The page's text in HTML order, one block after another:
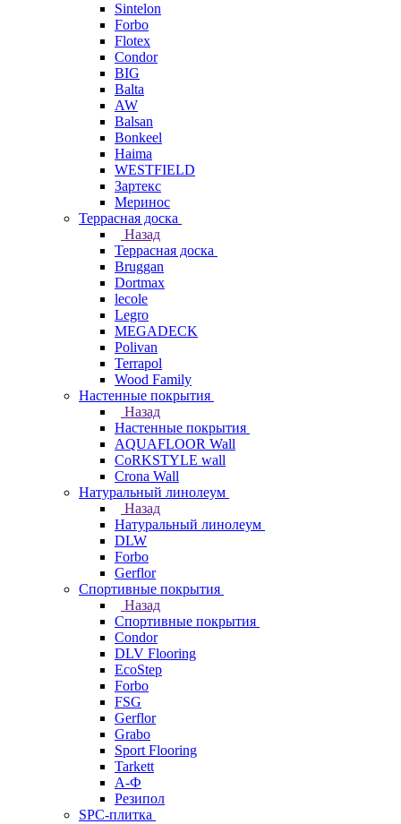
Sintelon
Forbo
Flotex
Condor
BIG
Balta
AW
Balsan
Bonkeel
Haima
WESTFIELD
Зартекс
Меринос
Террасная доска
Назад
Террасная доска
Bruggan
Dortmax
lecole
Legro
MEGADECK
Polivan
Terrapol
Wood Family
Настенные покрытия
Назад
Настенные покрытия
AQUAFLOOR Wall
CoRKSTYLE wall
Crona Wall
Натуральный линолеум
Назад
Натуральный линолеум
DLW
Forbo
Gerflor
Спортивные покрытия
Назад
Спортивные покрытия
Condor
DLV Flooring
EcoStep
Forbo
FSG
Gerflor
Grabo
Sport Flooring
Tarkett
А-Ф
Резипол
SPC-плитка